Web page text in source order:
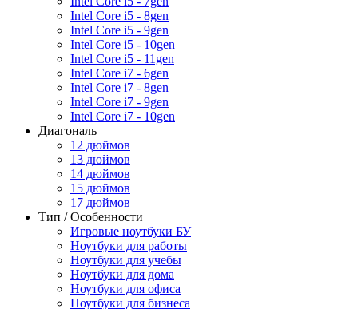
Intel Core i5 - 8gen
Intel Core i5 - 9gen
Intel Core i5 - 10gen
Intel Core i5 - 11gen
Intel Core i7 - 6gen
Intel Core i7 - 8gen
Intel Core i7 - 9gen
Intel Core i7 - 10gen
Диагональ
12 дюймов
13 дюймов
14 дюймов
15 дюймов
17 дюймов
Тип / Особенности
Игровые ноутбуки БУ
Ноутбуки для работы
Ноутбуки для учебы
Ноутбуки для дома
Ноутбуки для офиса
Ноутбуки для бизнеса